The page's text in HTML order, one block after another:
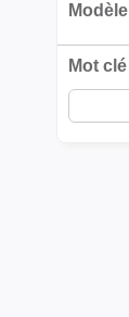
Modèle
Mot clé